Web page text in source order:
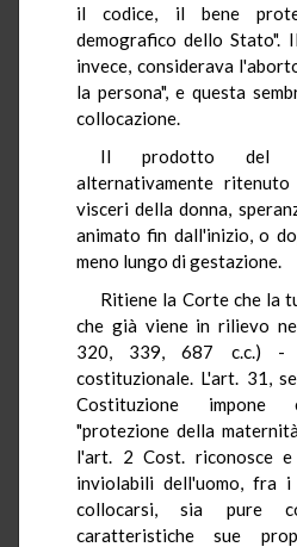
il codice, il bene
demografico dello Stato".
invece, considerava
la persona", e questa
collocazione.
Il prodotto del
alternativamente
visceri della donna,
animato fin dall'inizio, o
meno lungo di gestazione.
Ritiene la Corte che la
che già viene in rilievo
320, 339, 687 c.c.) -
costituzionale. L'art. 31,
Costituzione impone
"protezione della
l'art. 2 Cost. riconosce
inviolabili dell'uomo, fra
collocarsi, sia pure
caratteristiche sue